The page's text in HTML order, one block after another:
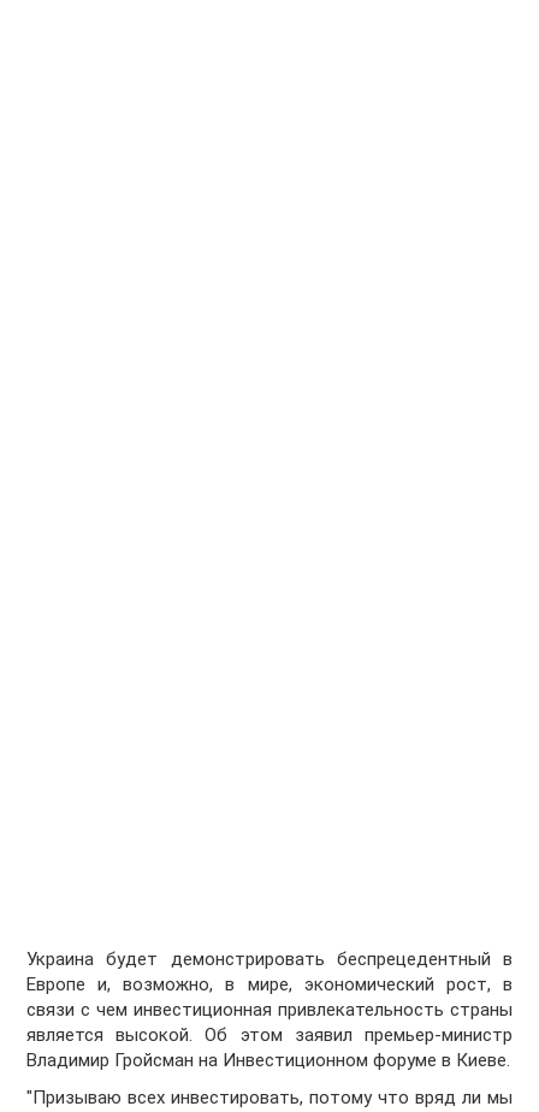
Украина будет демонстрировать беспрецедентный в
Европе и, возможно, в мире, экономический рост, в
связи с чем инвестиционная привлекательность страны
является высокой. Об этом заявил премьер-министр
Владимир Гройсман на Инвестиционном форуме в Киеве.
"Призываю всех инвестировать, потому что вряд ли мы